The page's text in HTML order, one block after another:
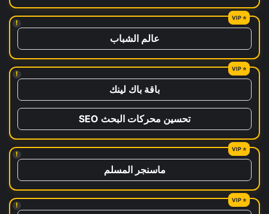
!
عالم الشباب
!
باقة باك لينك
تحسين محركات البحث SEO
!
ماسنجر المسلم
!